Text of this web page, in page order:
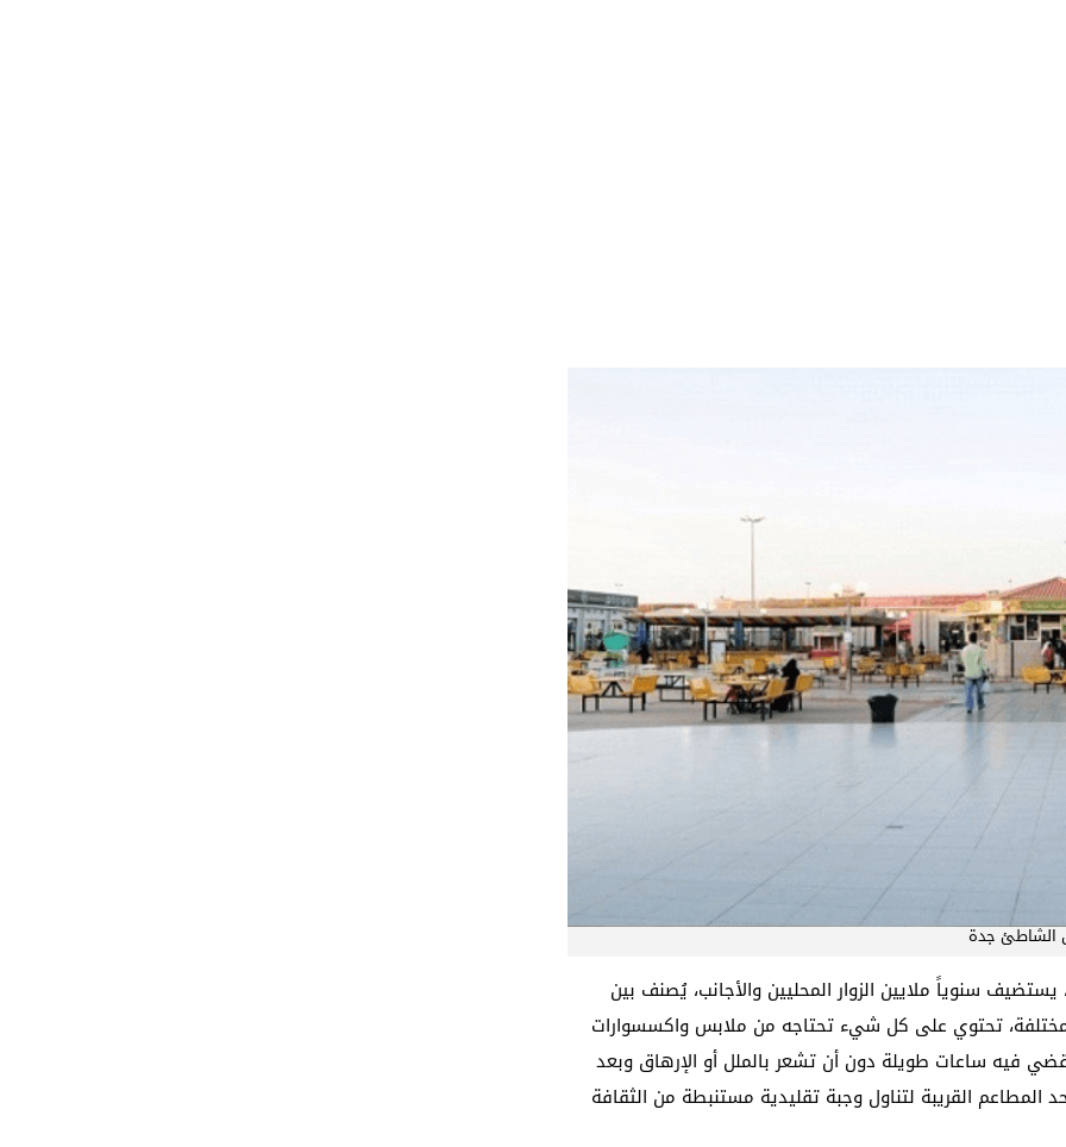
جدة
سنوياً ملايين الزوار المحليين والأجانب، يُصنف بين
من 400 محل يضم براندات مختلفة، تحتوي على كل شيء تحتاجه من ملابس واكسسوارات
فيه ساعات طويلة دون أن تشعر بالملل أو الإرهاق وبعد
القريبة لتناول وجبة تقليدية مستنبطة من الثقافة